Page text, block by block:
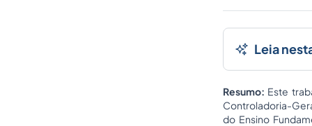
Leia
Resumo: Este
Controladoria-
do Ensino